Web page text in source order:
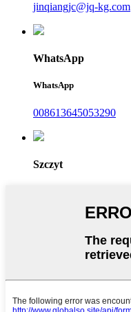
jinqiangjc@jq-kg.com
WhatsApp
WhatsApp
008613645053290
Szczyt